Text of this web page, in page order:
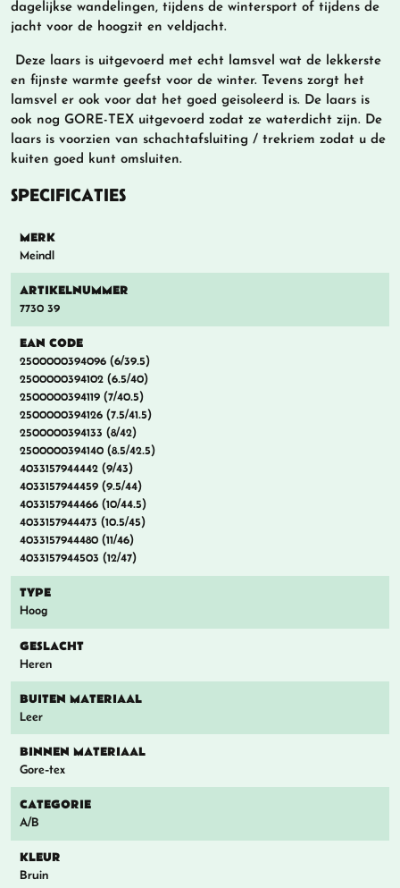
dagelijkse wandelingen, tijdens de wintersport of tijdens de
jacht voor de hoogzit en veldjacht.
Deze laars is uitgevoerd met echt lamsvel wat de lekkerste
en fijnste warmte geefst voor de winter. Tevens zorgt het
lamsvel er ook voor dat het goed geisoleerd is. De laars is
ook nog GORE-TEX uitgevoerd zodat ze waterdicht zijn. De
laars is voorzien van schachtafsluiting / trekriem zodat u de
kuiten goed kunt omsluiten.
SPECIFICATIES
MERK
Meindl
ARTIKELNUMMER
7730 39
EAN CODE
2500000394096 (6/39.5)
2500000394102 (6.5/40)
2500000394119 (7/40.5)
2500000394126 (7.5/41.5)
2500000394133 (8/42)
2500000394140 (8.5/42.5)
4033157944442 (9/43)
4033157944459 (9.5/44)
4033157944466 (10/44.5)
4033157944473 (10.5/45)
4033157944480 (11/46)
4033157944503 (12/47)
TYPE
Hoog
GESLACHT
Heren
BUITEN MATERIAAL
Leer
BINNEN MATERIAAL
Gore-tex
CATEGORIE
A/B
KLEUR
Bruin